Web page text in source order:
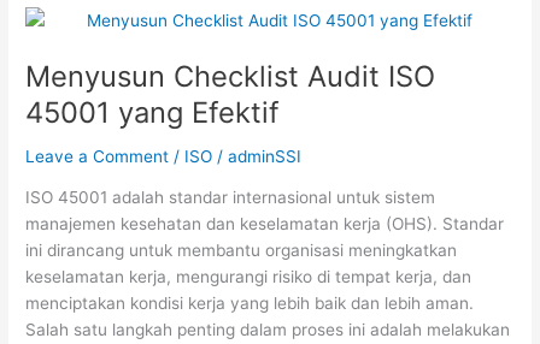
Menyusun Checklist Audit ISO
45001 yang Efektif
Leave a Comment / ISO /adminSSI
ISO 45001 adalah standar internasional untuk sistem
manajemen kesehatan dan keselamatan kerja (OHS). Standar
ini dirancang untuk membantu organisasi meningkatkan
keselamatan kerja, mengurangi risiko di tempat kerja, dan
menciptakan kondisi kerja yang lebih baik dan lebih aman.
Salah satu langkah penting dalam proses ini adalah melakukan
Menyusun
Audit
ISO
45001
yang